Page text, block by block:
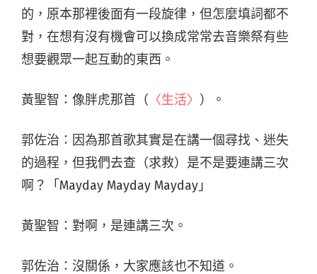
的，原本那裡後面有一段旋律，但怎麼填詞都不
對，在想有沒有機會可以換成常常去音樂祭有些
想要觀眾一起互動的東西。
黃聖智：像胖虎那首（ 〈生活〉 ）。
郭佐治：因為那首歌其實是在講一個尋找、迷失
的過程，但我們去查（求救）是不是要連講三次
啊？「 Mayday Mayday Mayday」
黃聖智：對啊，是連講三次。
郭佐治：沒關係，大家應該也不知道。